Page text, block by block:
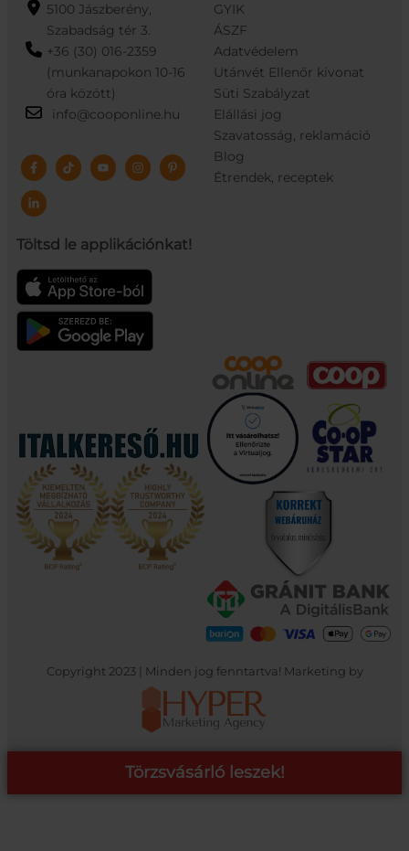
5100 Jászberény,
Szabadság tér 3.
+36 (30) 016-2359
(munkanapokon 10-16
óra között)
info@cooponline.hu
Töltsd le applikációnkat!
GYIK
ÁSZF
Adatvédelem
Utánvét Ellenőr kivonat
Süti Szabályzat
Elállási jog
Szavatosság, reklamáció
Blog
Étrendek, receptek
Copyright 2023 | Minden jog fenntartva! Marketing by
Törzsvásárló leszek!